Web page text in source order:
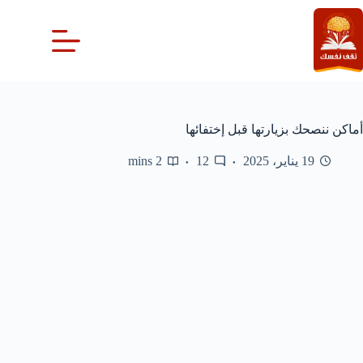
التجاوز
إلى
المحتوى
أماكن ننصحك بزيارتها قبل إختفائها
19 يناير، 2025 12
2 mins